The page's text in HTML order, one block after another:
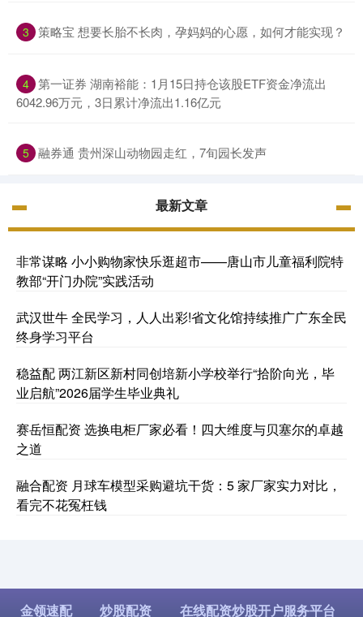
3 策略宝 想要长胎不长肉，孕妈妈的心愿，如何才能实现？
4 第一证券 湖南裕能：1月15日持仓该股ETF资金净流出
6042.96万元，3日累计净流出1.16亿元
5 融券通 贵州深山动物园走红，7旬园长发声
最新文章
非常谋略 小小购物家快乐逛超市——唐山市儿童福利院特
教部“开门办院”实践活动
武汉世牛 全民学习，人人出彩!省文化馆持续推广广东全民
终身学习平台
稳益配 两江新区新村同创培新小学校举行“拾阶向光，毕
业启航”2026届学生毕业典礼
赛岳恒配资 选换电柜厂家必看！四大维度与贝塞尔的卓越
之道
融合配资 月球车模型采购避坑干货：5 家厂家实力对比，
看完不花冤枉钱
金领速配 炒股配资 在线配资炒股开户服务平台